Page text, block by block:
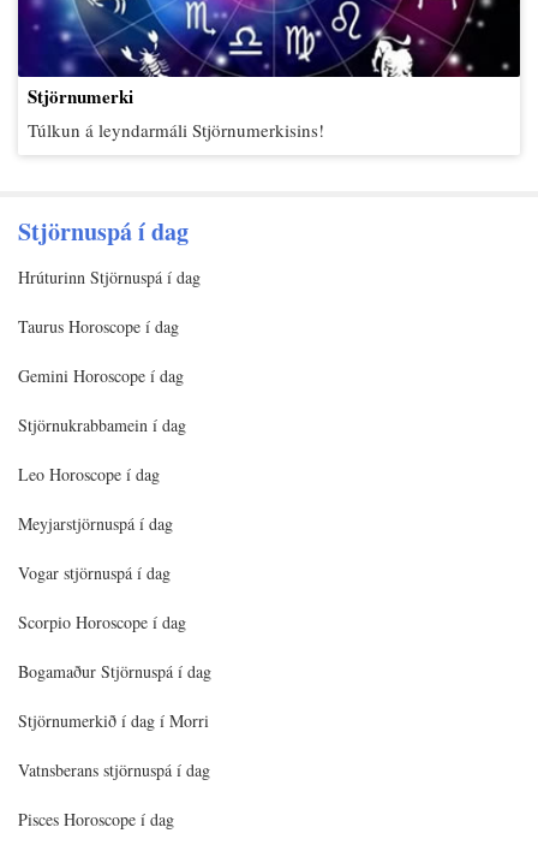
Stjörnumerki
Túlkun á leyndarmáli Stjörnumerkisins!
Stjörnuspá í dag
Hrúturinn Stjörnuspá í dag
Taurus Horoscope í dag
Gemini Horoscope í dag
Stjörnukrabbamein í dag
Leo Horoscope í dag
Meyjarstjörnuspá í dag
Vogar stjörnuspá í dag
Scorpio Horoscope í dag
Bogamaður Stjörnuspá í dag
Stjörnumerkið í dag í Morri
Vatnsberans stjörnuspá í dag
Pisces Horoscope í dag